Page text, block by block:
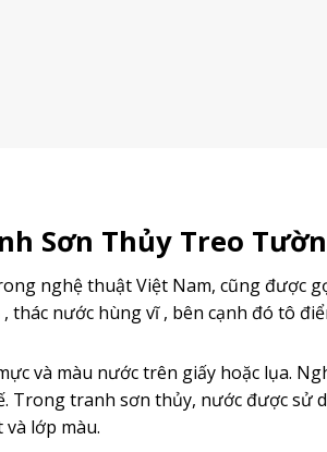
Sơn Thủy Treo
nghệ thuật Việt Nam, cũng được
nước hùng vĩ , bên cạnh đó tô
và màu nước trên giấy hoặc lụa.
Trong tranh sơn thủy, nước được sử
lớp màu.